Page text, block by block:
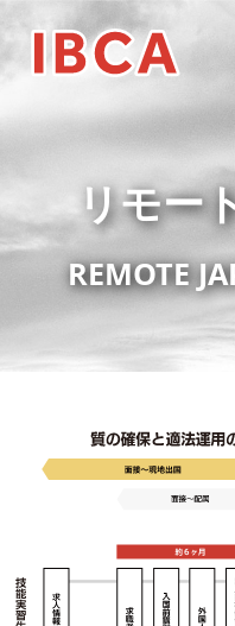
リモー
REMOTE